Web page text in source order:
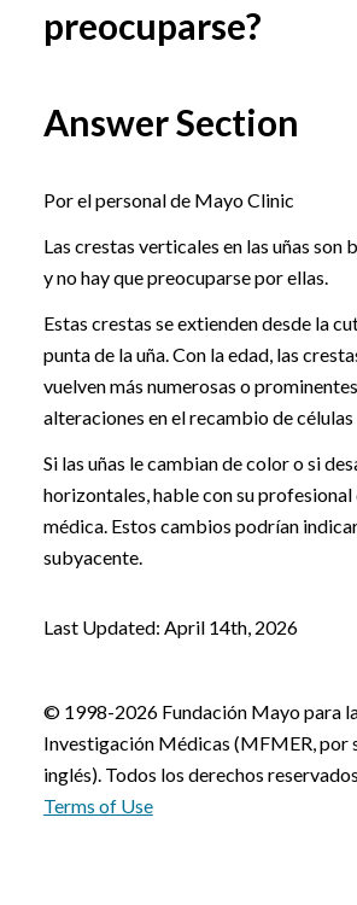
preocuparse?
Answer Section
Por el personal de Mayo Clinic
Las crestas verticales en las uñas son
y no hay que preocuparse por ellas.
Estas crestas se extienden desde la
punta de la uña. Con la edad, las
vuelven más numerosas o
alteraciones en el recambio de
Si las uñas le cambian de color o si
horizontales, hable con su profesional
médica. Estos cambios podrían
subyacente.
Last Updated: April 14th, 2026
© 1998-2026 Fundación Mayo para
Investigación Médicas (MFMER, por
inglés). Todos los derechos
Terms of Use